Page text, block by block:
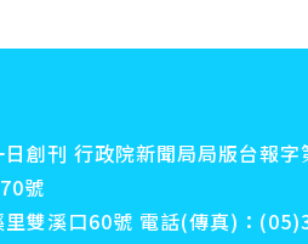
創刊 行政院新聞局局版台報
號
里雙溪口60號 電話(傳真)：